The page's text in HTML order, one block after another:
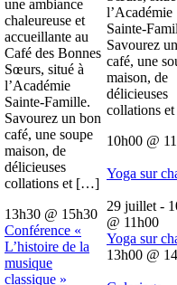
une ambiance
chaleureuse et
accueillante au
Café des Bonnes
Sœurs, situé à
l’Académie
Sainte-Famille.
Savourez un bon
café, une soupe
maison, de
délicieuses
collations et […]
13h30 @ 15h30
Conférence «
L’histoire de la
musique
classique »
l’Académie
Sainte-
Savourez
café, une
maison, de
délicieuses
collations
10h00 @
Yoga sur
29 juillet -
@ 11h00
Yoga sur
13h00 @